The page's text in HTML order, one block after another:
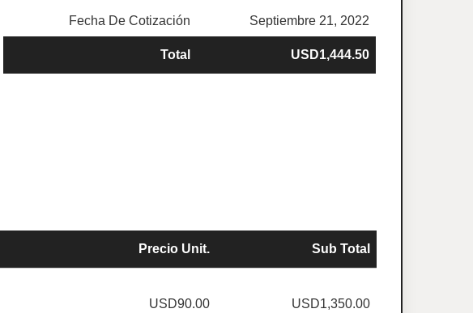
Fecha De Cotización Septiembre 21, 2022
Total USD1,444.50
Precio Unit. Sub Total
USD90.00 USD1,350.00